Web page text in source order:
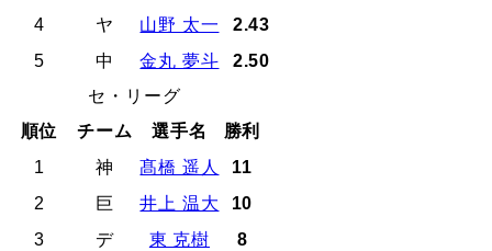
4
ヤ 山野 太一
2.43
5
中 金丸 夢斗
2.50
セ・リーグ
順位
チーム 選手名
勝利
1
神 髙橋 遥人
11
2
巨 井上 温大
10
3
デ 東 克樹
8